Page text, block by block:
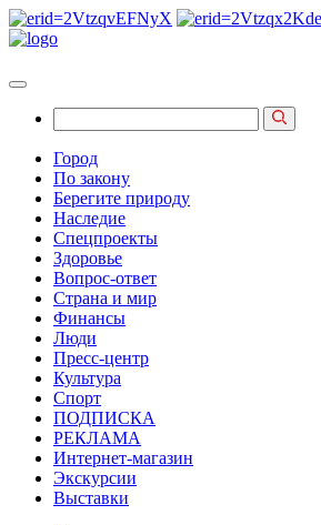
Город
По закону
Берегите природу
Наследие
Спецпроекты
Здоровье
Вопрос-ответ
Страна и мир
Финансы
Люди
Пресс-центр
Культура
Спорт
ПОДПИСКА
РЕКЛАМА
Интернет-магазин
Экскурсии
Выставки